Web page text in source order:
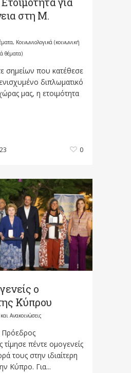
στη Μ.
, Κοινωνιολογικά (κοινωνική
θέματα)
σημείων που κατέθεσε
διπλωματικό
μας, η ετοιμότητα
0
ο
Κύπρου
Ανακοινώσεις
Πρόεδρος
τίμησε πέντε ομογενείς
τους στην ιδιαίτερη
Κύπρο. Για...